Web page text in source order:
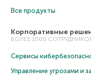
Все продукты
Корпоративные
БОЛЕЕ 1000
Сервисы
Управление угрозами и